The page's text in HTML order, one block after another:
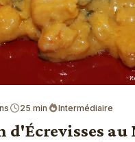
25 min Intermédiaire
d'Écrevisses au